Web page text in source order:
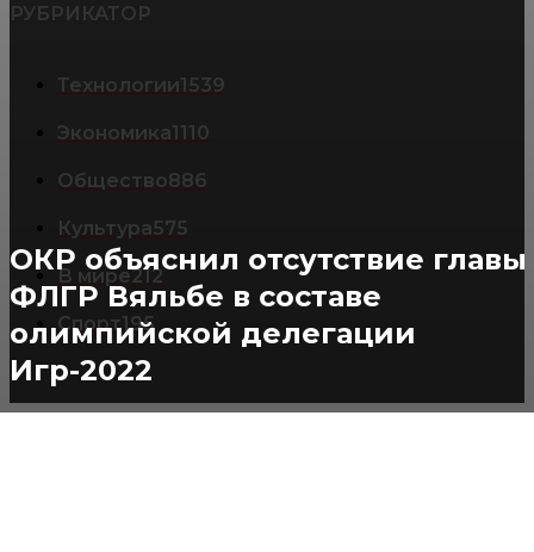
ОКР объяснил отсутствие главы
ФЛГР Вяльбе в составе
олимпийской делегации
Игр-2022
РУБРИКАТОР
Технологии1539
Экономика1110
Общество886
Культура575
В мире212
Спорт195